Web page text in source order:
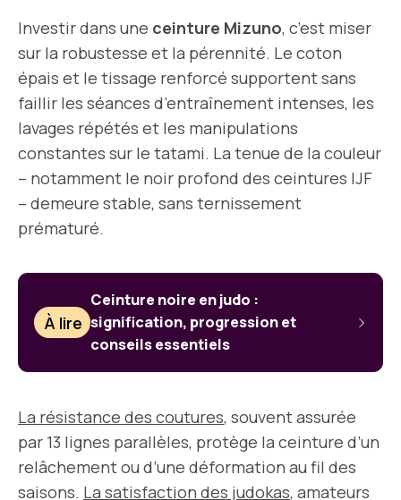
Investir dans une ceinture Mizuno, c’est miser
sur la robustesse et la pérennité. Le coton
épais et le tissage renforcé supportent sans
faillir les séances d’entraînement intenses, les
lavages répétés et les manipulations
constantes sur le tatami. La tenue de la couleur
– notamment le noir profond des ceintures IJF
– demeure stable, sans ternissement
prématuré.
À lire
Ceinture noire en judo :
signification, progression et
conseils essentiels
La résistance des coutures, souvent assurée
par 13 lignes parallèles, protège la ceinture d’un
relâchement ou d’une déformation au fil des
saisons. La satisfaction des judokas, amateurs